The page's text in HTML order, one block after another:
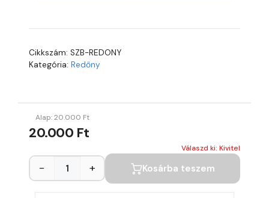
Cikkszám: SZB-REDONY
Kategória: Redőny
Alap:20.000 Ft
20.000 Ft
Válaszd ki: Kivitel
− + Kosárba teszem